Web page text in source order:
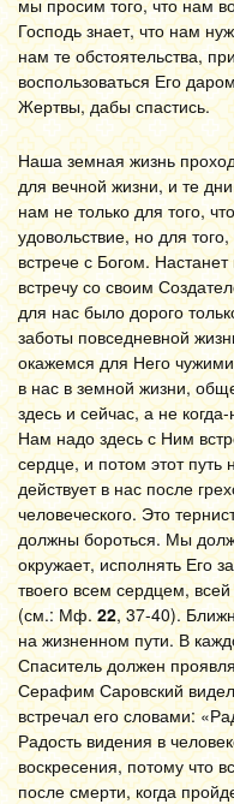
мы просим того, что нам
Господь знает, что нам
нам те обстоятельства,
воспользоваться Его
Жертвы, дабы спастись.
Наша земная жизнь
для вечной жизни, и те
нам не только для того,
удовольствие, но для
встрече с Богом.
встречу со своим
для нас было дорого
заботы повседневной
окажемся для Него
в нас в земной жизни,
здесь и сейчас, а не
Нам надо здесь с Ним
сердце, и потом этот путь
действует в нас после
человеческого. Это
должны бороться. Мы
окружает, исполнять Его
твоего всем сердцем,
(см.: Мф. 22, 37-40).
на жизненном пути. В
Спаситель должен
Серафим Саровский
встречал его словами:
Радость видения в
воскресения, потому что
после смерти, когда